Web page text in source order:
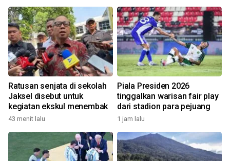
Ratusan senjata di sekolah
Jaksel disebut untuk
kegiatan ekskul menembak
43 menit lalu
Piala Presiden 2026
tinggalkan warisan fair play
dari stadion para pejuang
1 jam lalu